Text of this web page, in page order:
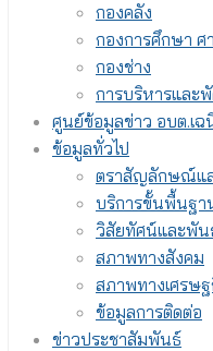
กองคลัง
กองการศึกษา
กองช่าง
การบริหารและ
ศูนย์ข้อมูลข่าว อบต.เฉ
ข้อมูลทั่วไป
ตราสัญลักษณ์แ
บริการขั้นพื้นฐา
วิสัยทัศน์และพัน
สภาพทางสังคม
สภาพทางเศรษ
ข้อมูลการติดต่อ
ข่าวประชาสัมพันธ์